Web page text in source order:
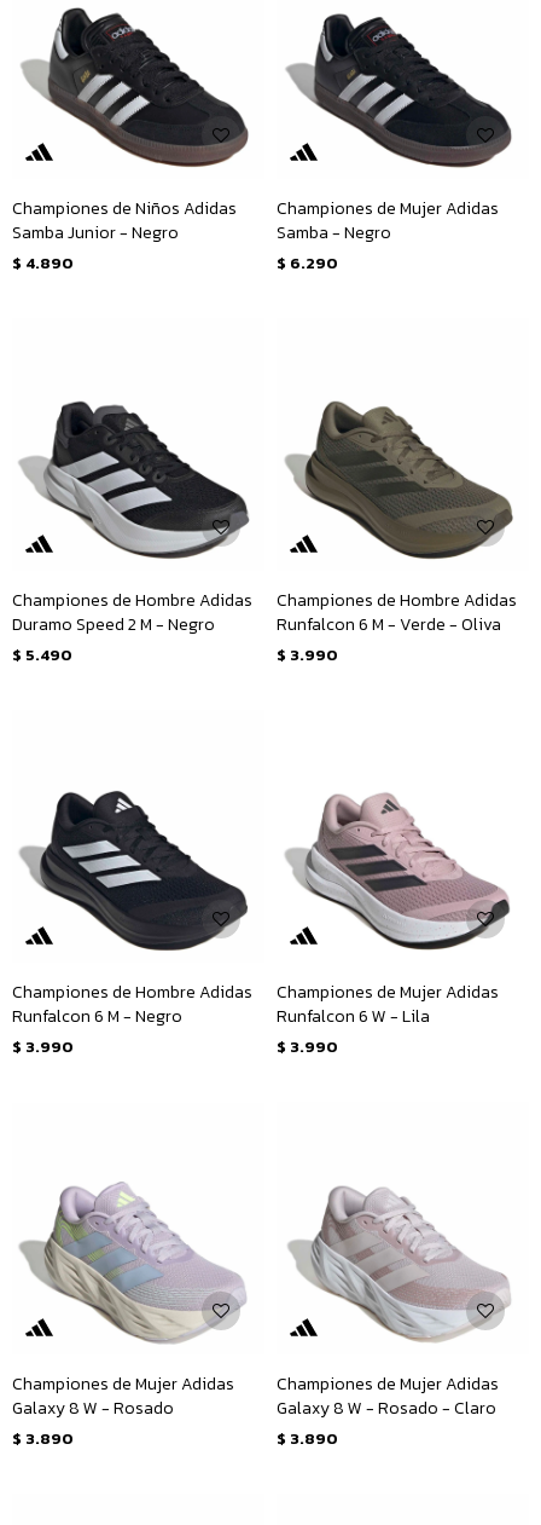
Championes de Niños Adidas
Samba Junior - Negro
$ 4.890
Championes de Mujer Adidas
Samba - Negro
$ 6.290
Championes de Hombre Adidas
Duramo Speed 2 M - Negro
$ 5.490
Championes de Hombre Adidas
Runfalcon 6 M - Verde - Oliva
$ 3.990
Championes de Hombre Adidas
Runfalcon 6 M - Negro
$ 3.990
Championes de Mujer Adidas
Runfalcon 6 W - Lila
$ 3.990
Championes de Mujer Adidas
Galaxy 8 W - Rosado
$ 3.890
Championes de Mujer Adidas
Galaxy 8 W - Rosado - Claro
$ 3.890